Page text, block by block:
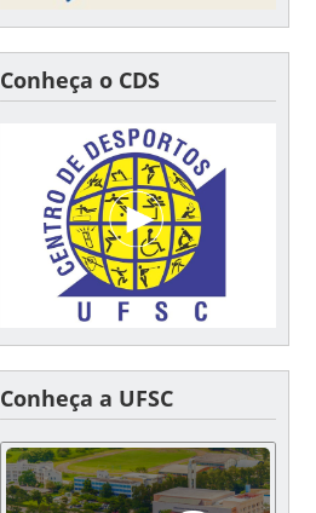
Conheça o CDS
Conheça a UFSC